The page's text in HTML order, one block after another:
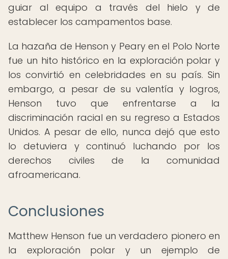
guiar al equipo a través del hielo y de
establecer los campamentos base.
La hazaña de Henson y Peary en el Polo Norte
fue un hito histórico en la exploración polar y
los convirtió en celebridades en su país. Sin
embargo, a pesar de su valentía y logros,
Henson tuvo que enfrentarse a la
discriminación racial en su regreso a Estados
Unidos. A pesar de ello, nunca dejó que esto
lo detuviera y continuó luchando por los
derechos civiles de la comunidad
afroamericana.
Conclusiones
Matthew Henson fue un verdadero pionero en
la exploración polar y un ejemplo de